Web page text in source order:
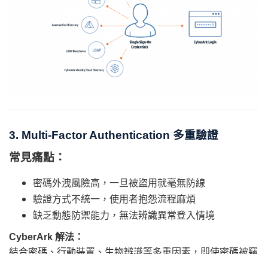
3. Multi-Factor Authentication 多重驗證
常見痛點：
密碼外洩風險高，一旦被盜用就毫無防線
驗證方式不統一，使用者抱怨流程麻煩
缺乏動態防禦能力，無法辨識異常登入情境
CyberArk 解法：
結合密碼、行動裝置、生物辨識等多重因素，即使密碼被竊